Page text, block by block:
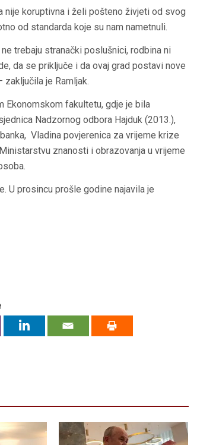
nije koruptivna i želi pošteno živjeti od svog
od standarda koje su nam nametnuli.
trebaju stranački poslušnici, rodbina ni
da se priključe i da ovaj grad postavi nove
je Ramljak.
Ekonomskom fakultetu, gdje je bila
Nadzornog odbora Hajduk (2013.),
Vladina povjerenica za vrijeme krize
znanosti i obrazovanja u vrijeme
U prosincu prošle godine najavila je